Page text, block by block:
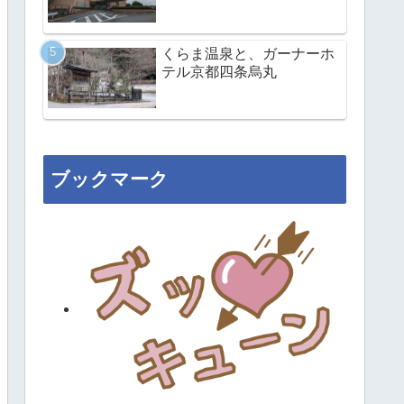
くらま温泉と、ガーナーホ
テル京都四条烏丸
ブックマーク